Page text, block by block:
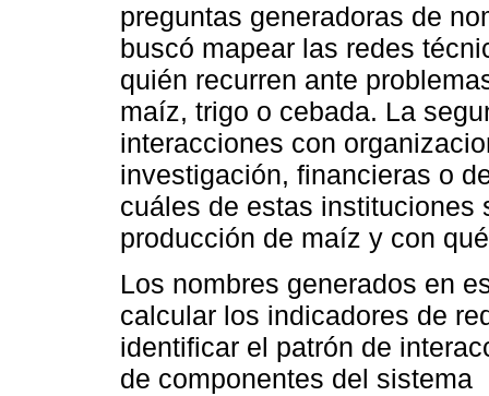
preguntas generadoras de
buscó mapear las redes
quién recurren ante
maíz, trigo o cebada. La
interacciones con
investigación, financieras o
cuáles de estas instituciones
producción de maíz y con
Los nombres generados en
calcular los indicadores de
identificar el patrón de
de componentes del sistema